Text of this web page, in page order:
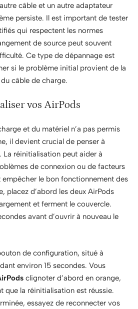
câble et un autre adaptateur
persiste. Il est important de tester
qui respectent les normes
de source peut souvent
Ce type de dépannage est
si le problème initial provient de la
câble de charge.
vos AirPods
et du matériel n’a pas permis
il devient crucial de penser à
La réinitialisation peut aider à
de connexion ou de facteurs
le bon fonctionnement des
placez d’abord les deux AirPods
et ferment le couvercle.
avant d’ouvrir à nouveau le
de configuration, situé à
environ 15 secondes. Vous
clignoter d’abord en orange,
que la réinitialisation est réussie.
essayez de reconnecter vos